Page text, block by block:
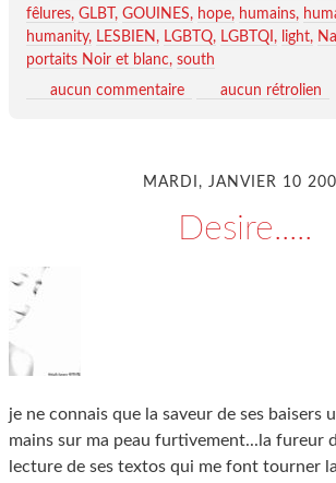
fêlures GLBT GOUINES hope humains
humanity
LESBIEN LGBTQ LGBTQI light
portaits Noir et blanc south
aucun commentaire
aucun rétrolien
MARDI, JANVIER 10
Desire.....
je ne connais que la saveur de ses baisers
mains sur ma peau furtivement...la fureur
lecture de ses textos qui me font tourner